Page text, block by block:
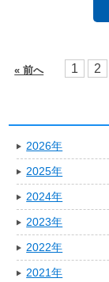
« 前へ 1 2
2026年
2025年
2024年
2023年
2022年
2021年